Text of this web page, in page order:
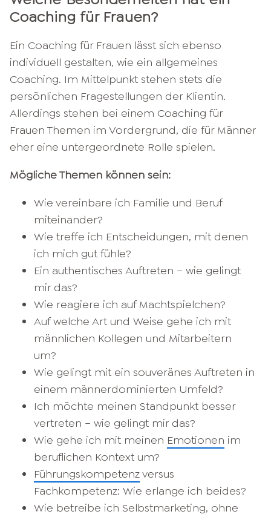
Coaching für Frauen?
Ein Coaching für Frauen lässt sich ebenso
individuell gestalten, wie ein allgemeines
Coaching. Im Mittelpunkt stehen stets die
persönlichen Fragestellungen der Klientin.
Allerdings stehen bei einem Coaching für
Frauen Themen im Vordergrund, die für Männer
eher eine untergeordnete Rolle spielen.
Mögliche Themen können sein:
Wie vereinbare ich Familie und Beruf
miteinander?
Wie treffe ich Entscheidungen, mit denen
ich mich gut fühle?
Ein authentisches Auftreten – wie gelingt
mir das?
Wie reagiere ich auf Machtspielchen?
Auf welche Art und Weise gehe ich mit
männlichen Kollegen und Mitarbeitern
um?
Wie gelingt mit ein souveränes Auftreten in
einem männerdominierten Umfeld?
Ich möchte meinen Standpunkt besser
vertreten – wie gelingt mir das?
Wie gehe ich mit meinen Emotionen im
beruflichen Kontext um?
Führungskompetenzversus
Fachkompetenz: Wie erlange ich beides?
Wie betreibe ich Selbstmarketing, ohne